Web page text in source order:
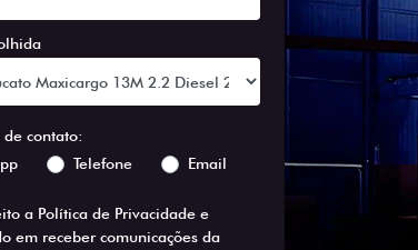
de contato:
Telefone Email
a Política de Privacidade e
em receber comunicações da